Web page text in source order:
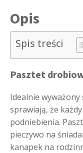
Opis
Spis treści
Pasztet
Idealnie
sprawiają, że
podniebienia.
pieczywo na
kanapek na